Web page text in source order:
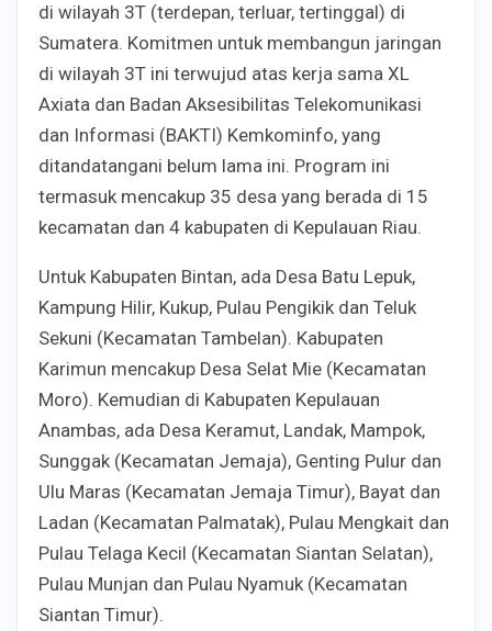
di wilayah 3T (terdepan, terluar, tertinggal) di
Sumatera. Komitmen untuk membangun jaringan
di wilayah 3T ini terwujud atas kerja sama XL
Axiata dan Badan Aksesibilitas Telekomunikasi
dan Informasi (BAKTI) Kemkominfo, yang
ditandatangani belum lama ini. Program ini
termasuk mencakup 35 desa yang berada di 15
kecamatan dan 4 kabupaten di Kepulauan Riau.
Untuk Kabupaten Bintan, ada Desa Batu Lepuk,
Kampung Hilir, Kukup, Pulau Pengikik dan Teluk
Sekuni (Kecamatan Tambelan). Kabupaten
Karimun mencakup Desa Selat Mie (Kecamatan
Moro). Kemudian di Kabupaten Kepulauan
Anambas, ada Desa Keramut, Landak, Mampok,
Sunggak (Kecamatan Jemaja), Genting Pulur dan
Ulu Maras (Kecamatan Jemaja Timur), Bayat dan
Ladan (Kecamatan Palmatak), Pulau Mengkait dan
Pulau Telaga Kecil (Kecamatan Siantan Selatan),
Pulau Munjan dan Pulau Nyamuk (Kecamatan
Siantan Timur).